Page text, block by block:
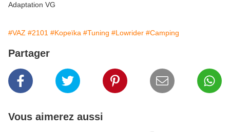
Adaptation VG
#VAZ #2101 #Kopeïka #Tuning #Lowrider #Camping
Partager
Vous aimerez aussi